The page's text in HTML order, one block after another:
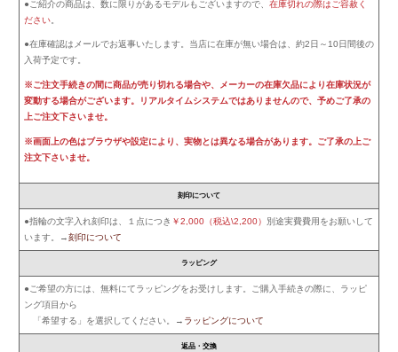
●ご紹介の商品は、数に限りがあるモデルもございますので、 在庫切れの際はご容赦く
ださい。
●在庫確認はメールでお返事いたします。当店に在庫が無い場合は、約2日～10日間後の
入荷予定です。
※ご注文手続きの間に商品が売り切れる場合や、メーカーの在庫欠品により在庫状況が
変動する場合がございます。リアルタイムシステムではありませんので、予めご了承の
上ご注文下さいませ。
※画面上の色はブラウザや設定により、実物とは異なる場合があります。ご了承の上ご
注文下さいませ。
刻印について
●指輪の文字入れ刻印は、１点につき ￥2,000（税込\2,200）
別途実費費用をお願いして
います。→刻印について
ラッピング
●ご希望の方には、無料にてラッピングをお受けします。ご購入手続きの際に、ラッピ
ング項目から
「希望する」を選択してください。→ ラッピングについて
返品・交換